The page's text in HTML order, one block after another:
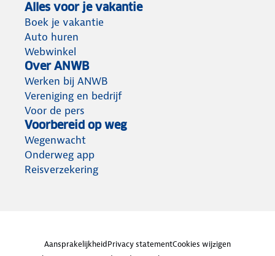
Alles voor je vakantie
Boek je vakantie
Auto huren
Webwinkel
Over ANWB
Werken bij ANWB
Vereniging en bedrijf
Voor de pers
Voorbereid op weg
Wegenwacht
Onderweg app
Reisverzekering
AansprakelijkheidPrivacy statementCookies wijzigen